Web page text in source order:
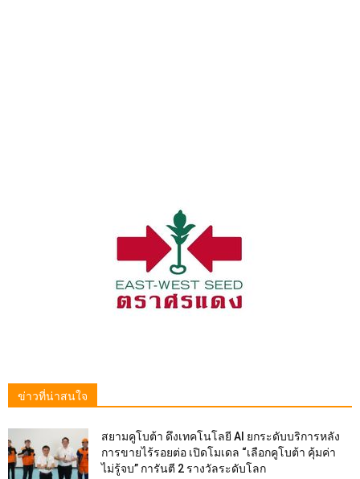
ข่าวที่น่าสนใจ
สยามคูโบต้า ดึงเทคโนโลยี AI ยกระดับบริการหลัง
การขายไร้รอยต่อ เปิดโมเดล “เลือกคูโบต้า คุ้มค่า
ไม่รู้จบ” การันตี 2 รางวัลระดับโลก